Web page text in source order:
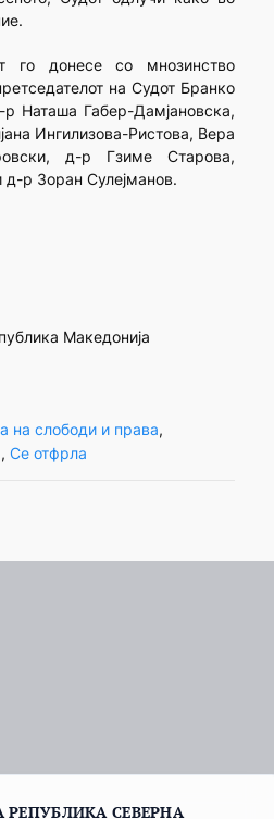
го донесе со мнозинство
на Судот Бранко
Наташа Габер-Дамјановска,
Ингилизова-Ристова, Вера
д-р Гзиме Старова,
д-р Зоран Сулејманов.
Македонија
на слободи и права
, Се отфрла
РЕПУБЛИКА СЕВЕРНА